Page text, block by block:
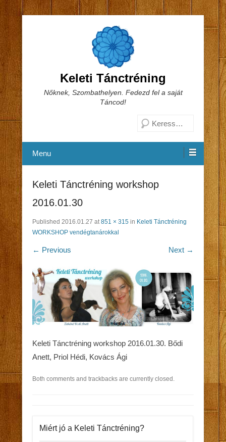
Keleti Tánctréning
Nőknek, Szombathelyen. Fedezd fel a saját
Táncod!
Menu
Keleti Tánctréning workshop
2016.01.30
Published 2016.01.27 at851 × 315 in Keleti Tánctréning
WORKSHOP vendégtanárokkal
← Previous Next →
Keleti Tánctréning workshop 2016.01.30. Bődi
Anett, Priol Hédi, Kovács Ági
Both comments and trackbacks are currently closed.
Miért jó a Keleti Tánctréning?